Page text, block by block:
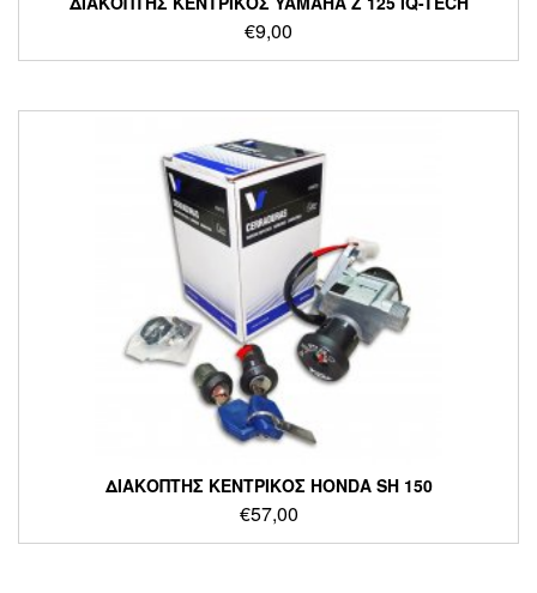
€9,00
ΔΙΑΚΟΠΤΗΣ ΚΕΝΤΡΙΚΟΣ HONDA SH 150
€57,00